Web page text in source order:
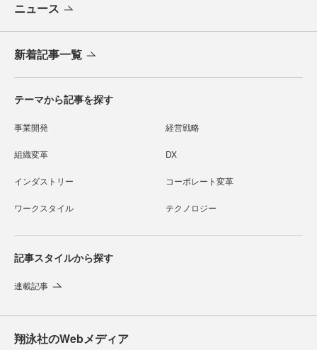
ニュース
新着記事一覧
テーマから記事を探す
事業開発 経営戦略
組織変革 DX
インダストリー コーポレート変革
ワークスタイル テクノロジー
記事スタイルから探す
連載記事
翔泳社のWebメディア